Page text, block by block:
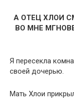
А ОТЕЦ ХЛОИ
ВО МНЕ
Я пересекла
своей дочерью.
Мать Хлои